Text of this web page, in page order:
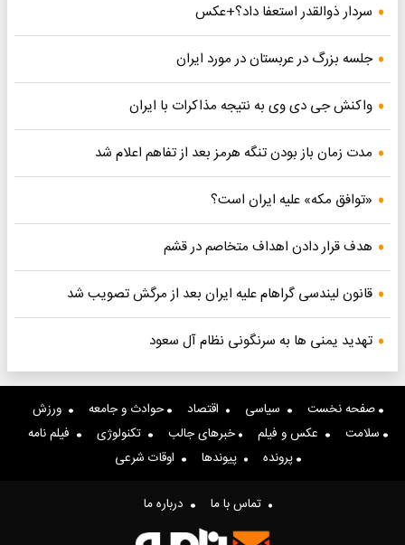
سردار ذوالقدر استعفا داد؟+عکس
جلسه بزرگ در عربستان در مورد ایران
واکنش جی دی وی به نتیجه مذاکرات با ایران
مدت زمان باز بودن تنگه هرمز بعد از تفاهم اعلام شد
«توافق مکه» علیه ایران است؟
هدف قرار دادن اهداف متخاصم در قشم
قانون لیندسی گراهام علیه ایران بعد از مرگش تصویب شد
تهدید یمنی ها به سرنگونی نظام آل سعود
صفحه نخست سیاسی اقتصاد حوادث و جامعه
ورزش
سلامت
عکس و فیلم خبرهای جالب تکنولوژی
فیلم نامه
پرونده
پیوندها اوقات شرعی
تماس با ما درباره ما